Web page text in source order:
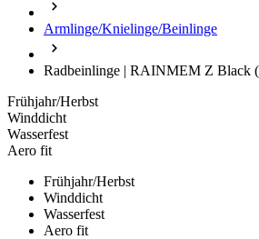
Armlinge/Knielinge/Beinlinge
Radbeinlinge | RAINMEM Z Black
Frühjahr/Herbst
Winddicht
Wasserfest
Aero fit
Frühjahr/Herbst
Winddicht
Wasserfest
Aero fit